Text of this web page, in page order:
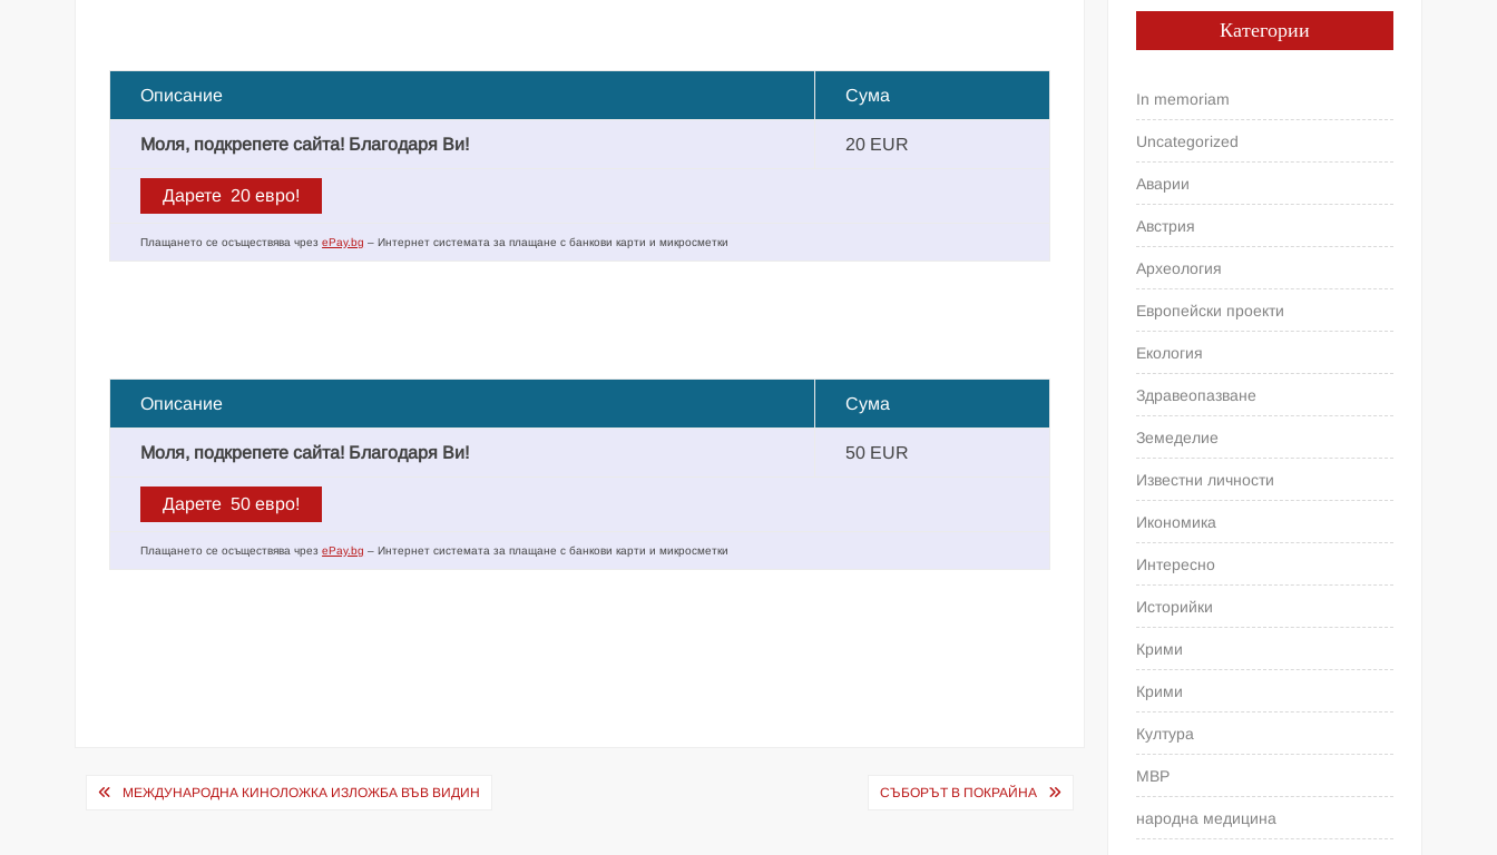
Описание Сума
Моля, подкрепете сайта! Благодаря Ви! 20 EUR
Плащането се осъществява чрезePay.bg – Интернет системата за плащане с банкови карти и микросметки
Описание Сума
Моля, подкрепете сайта! Благодаря Ви! 50 EUR
Плащането се осъществява чрезePay.bg – Интернет системата за плащане с банкови карти и микросметки
Навигация
МЕЖДУНАРОДНА КИНОЛОЖКА ИЗЛОЖБА ВЪВ ВИДИН СЪБОРЪТ В ПОКРАЙНА
Категории
In memoriam
Uncategorized
Аварии
Австрия
Археология
Европейски проекти
Екология
Здравеопазване
Земеделие
Известни личности
Икономика
Интересно
Историйки
Крими
Крими
Култура
МВР
народна медицина